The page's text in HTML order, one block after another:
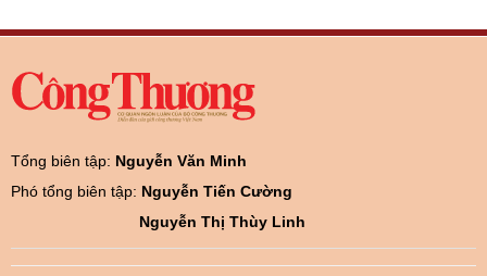
Tổng biên tập: Nguyễn Văn Minh
Phó tổng biên tập: Nguyễn Tiến Cường
Nguyễn Thị Thùy Linh